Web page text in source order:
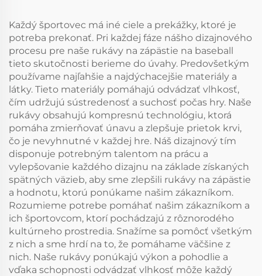
Každý športovec má iné ciele a prekážky, ktoré je
potreba prekonať. Pri každej fáze nášho dizajnového
procesu pre naše rukávy na zápästie na baseball
tieto skutočnosti berieme do úvahy. Predovšetkým
používame najľahšie a najdýchacejšie materiály a
látky. Tieto materiály pomáhajú odvádzať vlhkosť,
čím udržujú sústredenosť a suchosť počas hry. Naše
rukávy obsahujú kompresnú technológiu, ktorá
pomáha zmierňovať únavu a zlepšuje prietok krvi,
čo je nevyhnutné v každej hre. Náš dizajnový tím
disponuje potrebným talentom na prácu a
vylepšovanie každého dizajnu na základe získaných
spätných väzieb, aby sme zlepšili rukávy na zápästie
a hodnotu, ktorú ponúkame našim zákazníkom.
Rozumieme potrebe pomáhať našim zákazníkom a
ich športovcom, ktorí pochádzajú z rôznorodého
kultúrneho prostredia. Snažíme sa pomôcť všetkým
z nich a sme hrdí na to, že pomáhame väčšine z
nich. Naše rukávy ponúkajú výkon a pohodlie a
vďaka schopnosti odvádzať vlhkosť môže každý